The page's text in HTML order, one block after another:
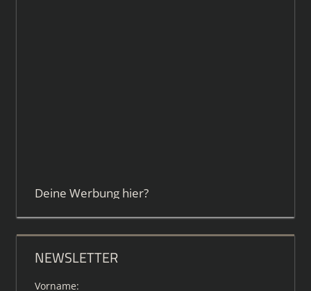
Deine Werbung hier?
NEWSLETTER
Vorname: